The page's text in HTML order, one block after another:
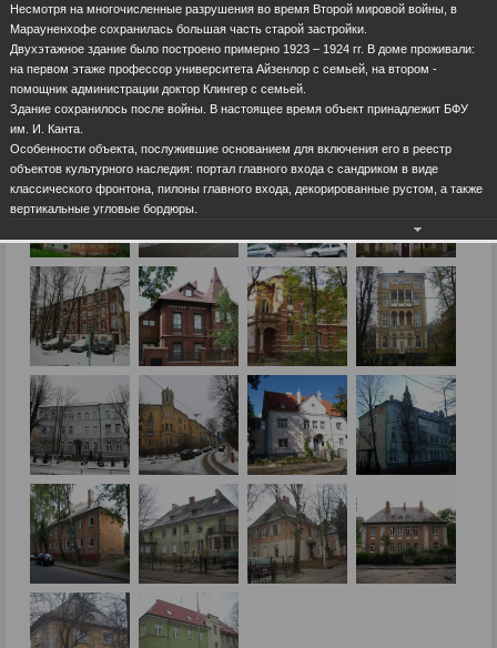
Несмотря на многочисленные разрушения во время Второй мировой войны, в
Марауненхофе сохранилась большая часть старой застройки.
Двухэтажное здание было построено примерно 1923 – 1924 гг. В доме проживали:
на первом этаже профессор университета Айзенлор с семьей, на втором -
помощник администрации доктор Клингер с семьей.
Здание сохранилось после войны. В настоящее время объект принадлежит БФУ
им. И. Канта.
Особенности объекта, послужившие основанием для включения его в реестр
объектов культурного наследия: портал главного входа с сандриком в виде
классического фронтона, пилоны главного входа, декорированные рустом, а также
вертикальные угловые бордюры.